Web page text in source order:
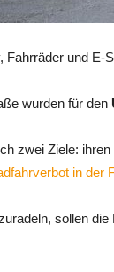
und E-
wurden für den
zwei Ziele:
in der
sollen die